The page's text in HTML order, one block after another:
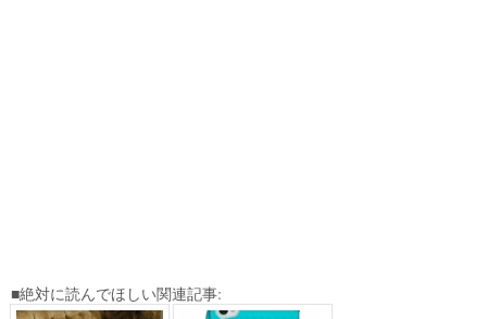
■絶対に読んでほしい関連記事: